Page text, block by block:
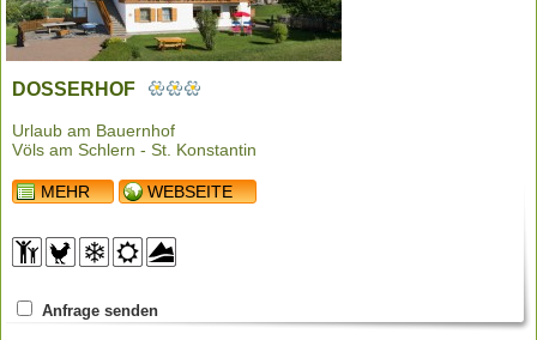
DOSSERHOF
Urlaub am Bauernhof
Völs am Schlern - St. Konstantin
MEHR WEBSEITE
Anfrage senden